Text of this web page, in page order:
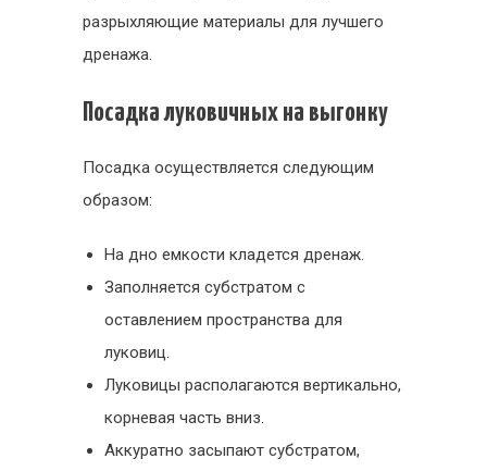
разрыхляющие материалы для лучшего
дренажа.
Посадка луковичных на выгонку
Посадка осуществляется следующим
образом:
На дно емкости кладется дренаж.
Заполняется субстратом с
оставлением пространства для
луковиц.
Луковицы располагаются вертикально,
корневая часть вниз.
Аккуратно засыпают субстратом,